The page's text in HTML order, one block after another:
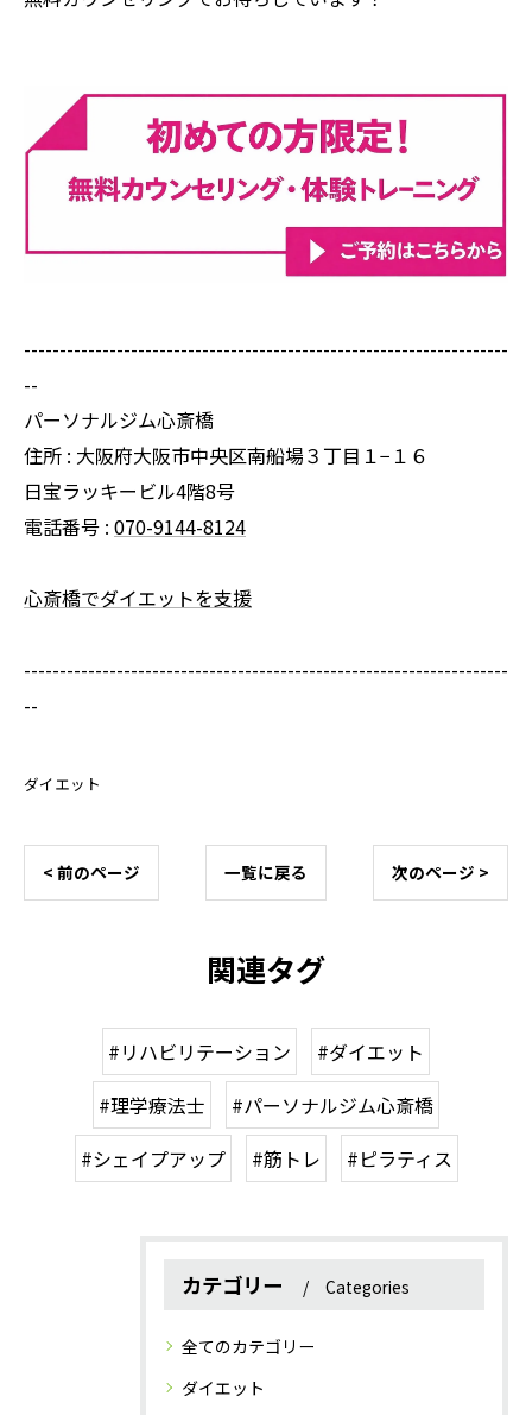
--------------------------------------------------------------------
--
パーソナルジム心斎橋
住所 : 大阪府大阪市中央区南船場３丁目１−１６
日宝ラッキービル4階8号
電話番号 : 070-9144-8124
心斎橋でダイエットを支援
--------------------------------------------------------------------
--
ダイエット
< 前のページ 一覧に戻る 次のページ >
関連タグ
#リハビリテーション
#ダイエット
#理学療法士
#パーソナルジム心斎橋
#シェイプアップ
#筋トレ #ピラティス
カテゴリー Categories
全てのカテゴリー
ダイエット